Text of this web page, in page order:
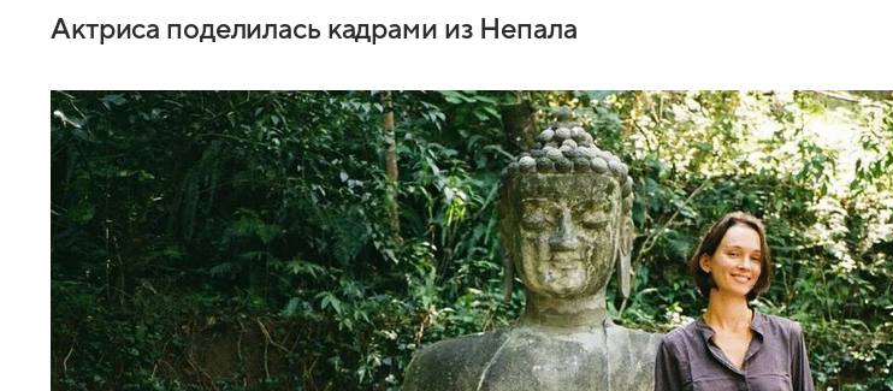
Актриса поделилась кадрами из Непала